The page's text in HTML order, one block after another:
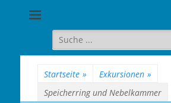
Suche
für:
Startseite » Exkursionen »
Speicherring und Nebelkammer